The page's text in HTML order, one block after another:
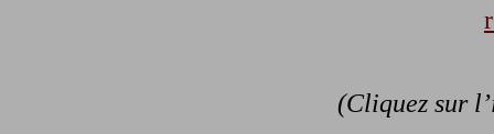
(Cliquez sur